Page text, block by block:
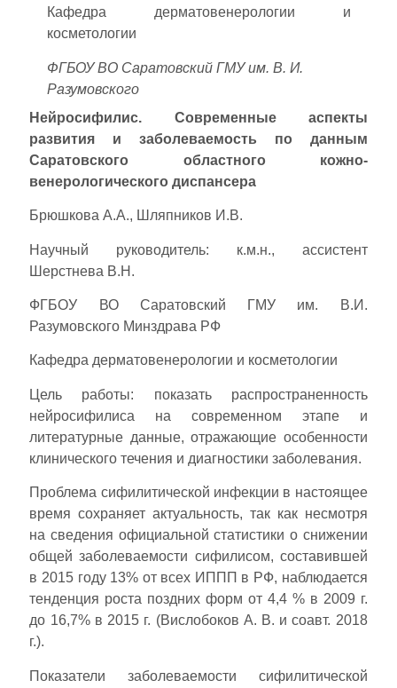
Кафедра дерматовенерологии и
косметологии
ФГБОУ ВО Саратовский ГМУ им. В. И.
Разумовского
Нейросифилис. Современные аспекты
развития и заболеваемость по данным
Саратовского областного кожно-
венерологического диспансера
Брюшкова А.А., Шляпников И.В.
Научный руководитель: к.м.н., ассистент
Шерстнева В.Н.
ФГБОУ ВО Саратовский ГМУ им. В.И.
Разумовского Минздрава РФ
Кафедра дерматовенерологии и косметологии
Цель работы: показать распространенность
нейросифилиса на современном этапе и
литературные данные, отражающие особенности
клинического течения и диагностики заболевания.
Проблема сифилитической инфекции в настоящее
время сохраняет актуальность, так как несмотря
на сведения официальной статистики о снижении
общей заболеваемости сифилисом, составившей
в 2015 году 13% от всех ИППП в РФ, наблюдается
тенденция роста поздних форм от 4,4 % в 2009 г.
до 16,7% в 2015 г. (Вислобоков А. В. и соавт. 2018
г.).
Показатели заболеваемости сифилитической